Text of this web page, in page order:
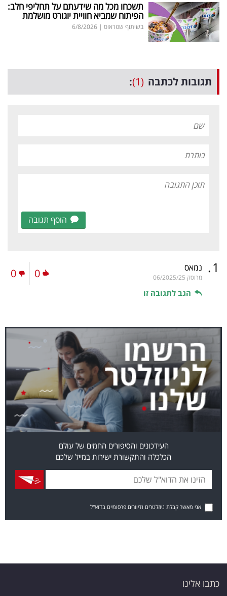
תשכחו מכל מה שידעתם על תחליפי חלב:
הפיתוח שמביא חוויית יוגורט מושלמת
בשיתוף שטראוס |
6/8/2026
תגובות לכתבה (1)
:
הוסף תגובה
1
. נמאס
מרוסק 06/2025/25
הגב לתגובה זו
0
0
העידכונים והסיפורים החמים של עולם
הכלכלה והתקשורת ישירות במייל שלכם
אני מאשר קבלת ניוזלטרים ודיוורים פרסומיים בדוא"ל
כתבו אלינו